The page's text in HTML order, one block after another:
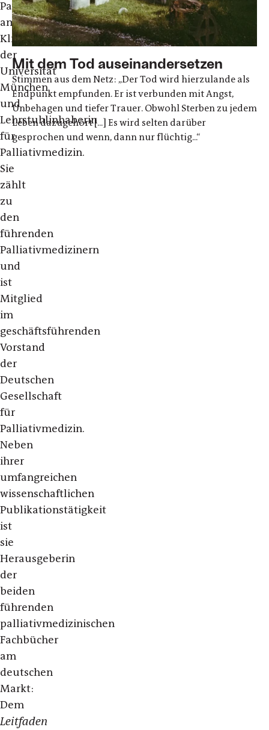
Palliativmedizin
am
Klinikum
der
Universität
München
und
Lehrstuhlinhaberin
für
Palliativmedizin.
Sie
zählt
zu
den
führenden
Palliativmedizinern
und
ist
Mitglied
im
geschäftsführenden
Vorstand
der
Deutschen
Gesellschaft
für
Palliativmedizin.
Neben
ihrer
umfangreichen
wissenschaftlichen
Publikationstätigkeit
ist
sie
Herausgeberin
der
beiden
führenden
palliativmedizinischen
Fachbücher
am
deutschen
Markt:
Dem
Leitfaden
Mit dem Tod auseinandersetzen
Stimmen aus dem Netz: „Der Tod wird hierzulande als
Endpunkt empfunden. Er ist verbunden mit Angst,
Unbehagen und tiefer Trauer. Obwohl Sterben zu jedem
Leben dazugehört [...] Es wird selten darüber
gesprochen und wenn, dann nur flüchtig...“